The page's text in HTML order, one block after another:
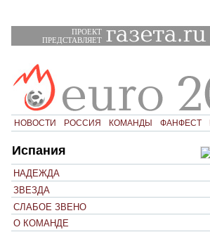
ПРОЕКТ
ПРЕДСТАВЛЯЕТ
НОВОСТИ РОССИЯ КОМАНДЫ ФАНФЕСТ
Испания
НАДЕЖДА
ЗВЕЗДА
СЛАБОЕ ЗВЕНО
О КОМАНДЕ